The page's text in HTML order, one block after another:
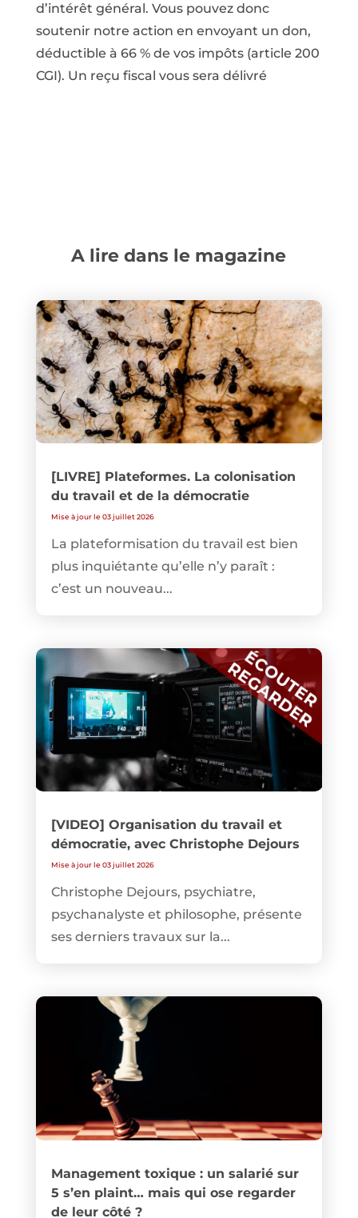
d’intérêt général. Vous pouvez donc
soutenir notre action en envoyant un don,
déductible à 66 % de vos impôts (article 200
CGI). Un reçu fiscal vous sera délivré
A lire dans le magazine
[LIVRE] Plateformes. La colonisation
du travail et de la démocratie
Mise à jour le 03 juillet 2026
La plateformisation du travail est bien
plus inquiétante qu’elle n’y paraît :
c’est un nouveau...
[VIDEO] Organisation du travail et
démocratie, avec Christophe Dejours
Mise à jour le 03 juillet 2026
Christophe Dejours, psychiatre,
psychanalyste et philosophe, présente
ses derniers travaux sur la...
Management toxique : un salarié sur
5 s’en plaint… mais qui ose regarder
de leur côté ?